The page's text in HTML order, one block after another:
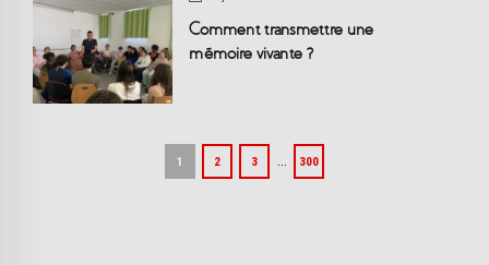
Comment transmettre une
mémoire vivante ?
1 2 3 … 300